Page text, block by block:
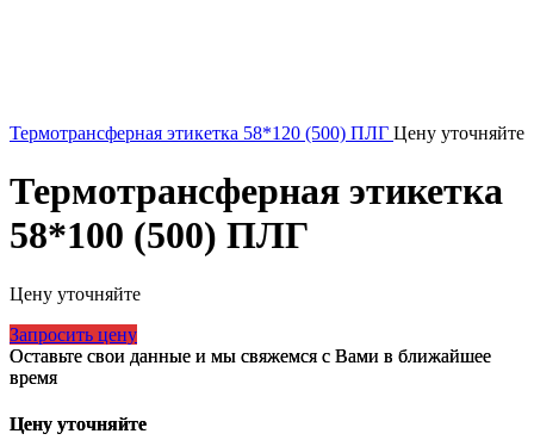
Термотрансферная этикетка 58*120 (500) ПЛГ Цену уточняйте
Термотрансферная этикетка
58*100 (500) ПЛГ
Цену уточняйте
Запросить цену
Оставьте свои данные и мы свяжемся с Вами в ближайшее
время
Цену уточняйте